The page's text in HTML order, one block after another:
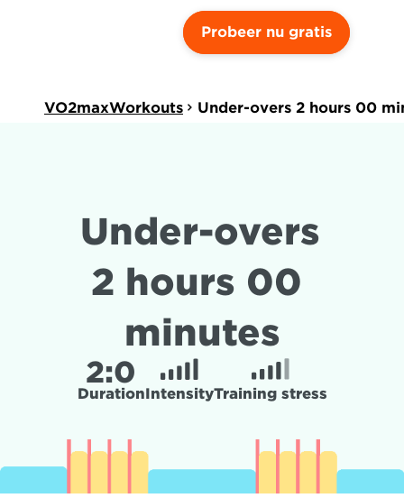
Probeer nu gratis
VO2maxWorkouts Under-overs 2 hours 00
Under-overs
2 hours 00
minutes
2:0
DurationIntensityTraining stress